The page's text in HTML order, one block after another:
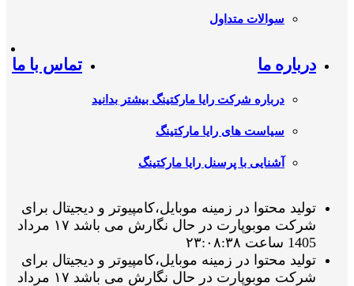
سوالات متداول
درباره ما
درباره شرکت رایا مارکتینگ بیشتر بدانید
سیاست های رایا مارکتینگ
آشنایی با پرسنل رایا مارکتینگ
تماس با ما
تولید محتوا در زمینه موبایل،کامپیوتر و دیجیتال برای
شرکت موبوپارت در حال نگارش می باشد ۱۷ مرداد
1405 ساعت ۲۳:۰۸:۳۸
تولید محتوا در زمینه موبایل،کامپیوتر و دیجیتال برای
شرکت موبوپارت در حال نگارش می باشد ۱۷ مرداد